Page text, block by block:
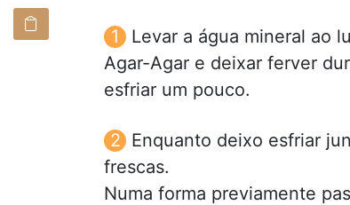
Levar a água mineral ao
Agar-Agar e deixar ferver
esfriar um pouco.
Enquanto deixo esfriar
frescas.
Numa forma previamente